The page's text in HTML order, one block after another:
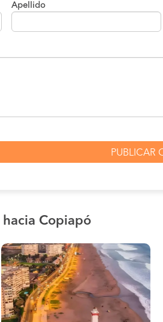
Apellido
Copiapó